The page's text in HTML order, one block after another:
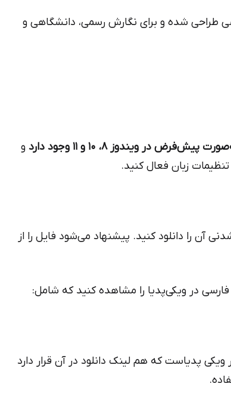
طراحی شده و برای نگارش رسمی، دانشگاهی و
در ویندوز 8، 10 و 11 وجود دارد
و
تنظیمات زبان فعال کنید.
آن را دانلود کنید. پیشنهاد می‌شود فایل را از
در ویکی‌پدیا را مشاهده کنید که شامل:
پدیاست که هم لینک دانلود در آن قرار دارد